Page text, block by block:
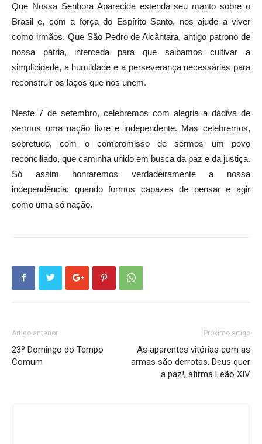
Que Nossa Senhora Aparecida estenda seu manto sobre o
Brasil e, com a força do Espírito Santo, nos ajude a viver
como irmãos. Que São Pedro de Alcântara, antigo patrono de
nossa pátria, interceda para que saibamos cultivar a
simplicidade, a humildade e a perseverança necessárias para
reconstruir os laços que nos unem.
Neste 7 de setembro, celebremos com alegria a dádiva de
sermos uma nação livre e independente. Mas celebremos,
sobretudo, com o compromisso de sermos um povo
reconciliado, que caminha unido em busca da paz e da justiça.
Só assim honraremos verdadeiramente a nossa
independência: quando formos capazes de pensar e agir
como uma só nação.
Artigo anterior
23º Domingo do Tempo
Comum
Próximo artigo
As aparentes vitórias com as
armas são derrotas. Deus quer
a paz!, afirma Leão XIV